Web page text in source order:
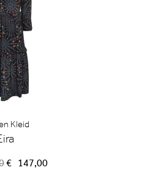
Kleid
Ursprünglicher
€ 147,00Aktueller